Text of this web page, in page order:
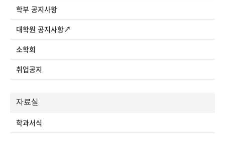
학부 공지사항
대학원 공지사항↗
소학회
취업공지
자료실
학과서식